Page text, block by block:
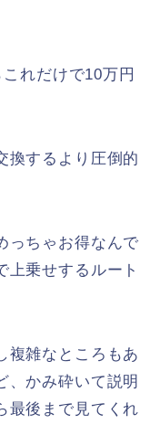
れだけで10万円
換するより圧倒的
っちゃお得なんで
上乗せするルート
複雑なところもあ
、かみ砕いて説明
最後まで見てくれ